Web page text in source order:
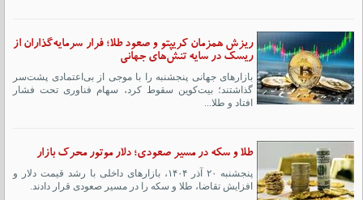
ریزش همزمان کریپتو و صعود طلا؛ فرار سرمایه‌گذاران از
ریسک در سایه تنش‌های جهانی
بازارهای جهانی پنجشنبه را با موجی از بی‌اعتمادی پشت‌سر
گذاشتند؛ بیت‌کوین سقوط کرد، سهام فناوری تحت فشار
افتاد و طلا...
طلا و سکه در مسیر صعودی؛ دلار موتور محرک بازار
پنجشنبه ۲۰ آذر ۱۴۰۴، بازارهای داخلی با رشد قیمت دلار و
افزایش تقاضا، طلا و سکه را در مسیر صعودی قرار دادند.